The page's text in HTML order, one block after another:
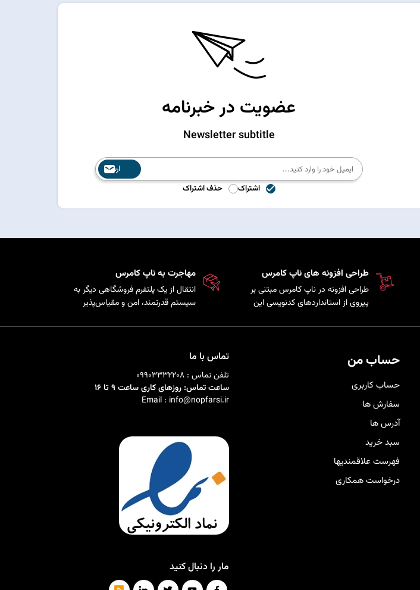
عضویت در خبرنامه
Newsletter subtitle
ارسال
اشتراک
حذف اشتراک
طراحی افزونه های ناپ کامرس
طراحی افزونه در ناپ کامرس مبتنی بر
پیروی از استانداردهای کدنویسی این
و اضافه کردن قابلیت‌های سفارشی را
مهاجرت به ناپ کامرس
انتقال از یک پلتفرم فروشگاهی دیگر به
سیستم قدرتمند، امن و مقیاس‌پذیر
محصولات، مشتریان و سفارش‌ها.
حساب من
حساب کاربری
سفارش ها
آدرس ها
سبد خرید
فهرست علاقمندیها
درخواست همکاری
تماس با ما
تلفن تماس : 09903332208
ساعت تماس: روزهای کاری ساعت 9 تا 16
Email : info@nopfarsi.ir
مار را دنبال کنید